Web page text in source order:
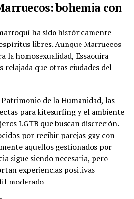
bohemia con
ha sido históricamente
libres. Aunque Marruecos
la homosexualidad, Essaouira
relajada que otras ciudades del
de la Humanidad, las
para kitesurfing y el ambiente
LGTB que buscan discreción.
por recibir parejas gay con
aquellos gestionados por
sigue siendo necesaria, pero
experiencias positivas
moderado.